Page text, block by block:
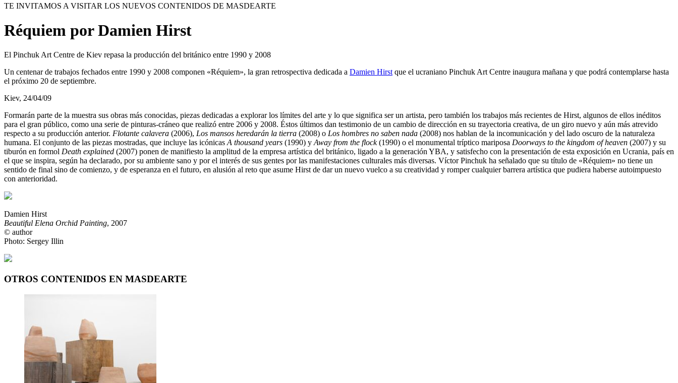
TE INVITAMOS A VISITAR LOS NUEVOS CONTENIDOS DE MASDEARTE
Réquiem por Damien Hirst
El Pinchuk Art Centre de Kiev repasa la producción del británico entre 1990 y 2008
Un centenar de trabajos fechados entre 1990 y 2008 componen «Réquiem», la gran retrospectiva dedicada a Damien Hirstque el ucraniano Pinchuk Art Centre inaugura mañana y que podrá contemplarse hasta
el próximo 20 de septiembre.
Kiev, 24/04/09
Formarán parte de la muestra sus obras más conocidas, piezas dedicadas a explorar los límites del arte y lo que significa ser un artista, pero también los trabajos más recientes de Hirst, algunos de ellos inéditos
para el gran público, como una serie de pinturas-cráneo que realizó entre 2006 y 2008. Éstos últimos dan testimonio de un cambio de dirección en su trayectoria creativa, de un giro nuevo y aún más atrevido
respecto a su producción anterior. Flotante calavera (2006), Los mansos heredarán la tierra (2008) o Los hombres no saben nada (2008) nos hablan de la incomunicación y del lado oscuro de la naturaleza
humana. El conjunto de las piezas mostradas, que incluye las icónicasA thousand years (1990) yAway from the flock(1990) o el monumental tríptico mariposa Doorways to the kingdom of heaven (2007) y su
tiburón en formol Death explained (2007) ponen de manifiesto la amplitud de la empresa artística del británico, ligado a la generación YBA, y satisfecho con la presentación de esta exposición en Ucrania, país en
el que se inspira, según ha declarado, por su ambiente sano y por el interés de sus gentes por las manifestaciones culturales más diversas. Víctor Pinchuk ha señalado que su título de «Réquiem» no tiene un
sentido de final sino de comienzo, y de esperanza en el futuro, en alusión al reto que asume Hirst de dar un nuevo vuelco a su creatividad y romper cualquier barrera artística que pudiera haberse autoimpuesto
con anterioridad.
Damien Hirst
Beautiful Elena Orchid Painting, 2007
© author
Photo: Sergey Illin
OTROS CONTENIDOS EN MASDEARTE